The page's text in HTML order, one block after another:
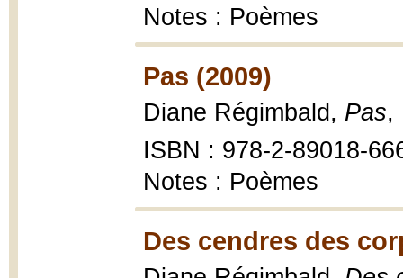
Notes : Poèmes
Pas (2009)
Diane Régimbald, Pas,
ISBN : 978-2-89018-
Notes : Poèmes
Des cendres des